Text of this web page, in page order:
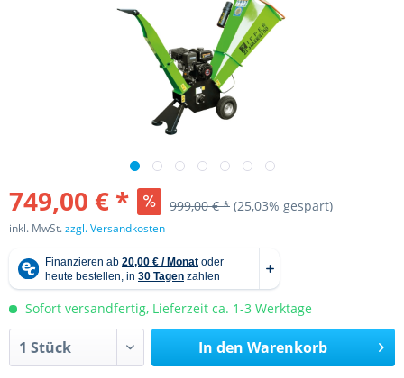
749,00 € * 999,00 € * (25,03% gespart)
inkl. MwSt.zzgl. Versandkosten
Sofort versandfertig, Lieferzeit ca. 1-3 Werktage
In den Warenkorb